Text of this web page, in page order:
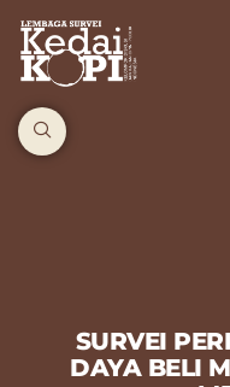
SURVEI
DAYA BELI